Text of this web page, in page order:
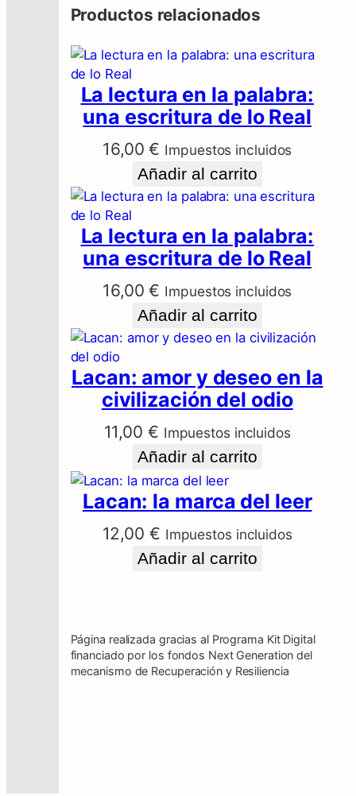
a
t
e
n
d
g
u
a
j
t
0 valoraciones en
Psicoanálisis: los
nuevos signos. La
escritura hablante
como don del
lenguaje
Sé el primero en valorar
“Psicoanálisis: los nuevos
signos. La escritura
hablante como don del
lenguaje”
Tu dirección de correo electrónico no
será publicada.
están marcados con*
Tu puntuación*
Tu valoración*
Guarda mi nombre, correo electrónico
y web en este navegador para la
Productos relacionados
La lectura en la palabra:
una escritura de lo Real
16,00€ Impuestos incluidos
Añadir al carrito
La lectura en la palabra:
una escritura de lo Real
16,00€ Impuestos incluidos
Añadir al carrito
Lacan: amor y deseo en la
civilización del odio
11,00 € Impuestos incluidos
Añadir al carrito
Lacan: la marca del leer
12,00 € Impuestos incluidos
Añadir al carrito
Página realizada gracias al Programa Kit Digital
financiado por los fondos Next Generation del
mecanismo de Recuperación y Resiliencia